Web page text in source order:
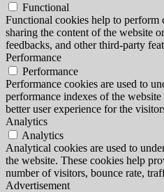
Functional
Functional cookies help to
sharing the content of the website
feedbacks, and other third-party
Performance
Performance
Performance cookies are used to
performance indexes of the
better user experience for the
Analytics
Analytics
Analytical cookies are used to
the website. These cookies help
number of visitors, bounce rate,
Advertisement